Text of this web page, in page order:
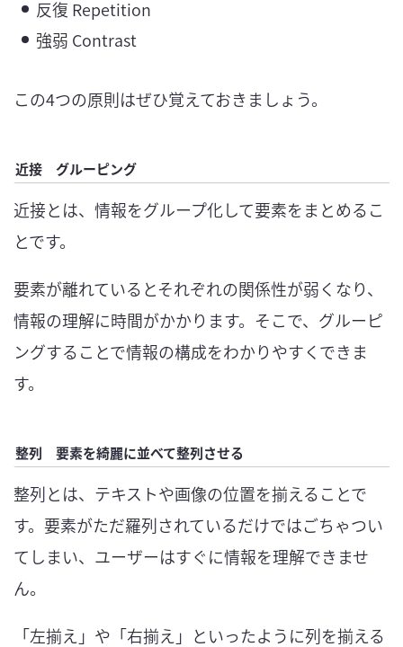
反復 Repetition
強弱 Contrast
この4つの原則はぜひ覚えておきましょう。
近接 グルーピング
近接とは、情報をグループ化して要素をまとめるこ
とです。
要素が離れているとそれぞれの関係性が弱くなり、
情報の理解に時間がかかります。そこで、グルーピ
ングすることで情報の構成をわかりやすくできま
す。
整列 要素を綺麗に並べて整列させる
整列とは、テキストや画像の位置を揃えることで
す。要素がただ羅列されているだけではごちゃつい
てしまい、ユーザーはすぐに情報を理解できませ
ん。
「左揃え」や「右揃え」といったように列を揃える